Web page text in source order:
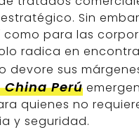
Sin
como para las
radica en
devore sus
Perú
quienes no
y seguridad.